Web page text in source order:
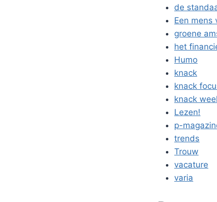
de
Een mens
groene
het
Humo
knack
knack
knack
Lezen!
p-
trends
Trouw
vacature
varia